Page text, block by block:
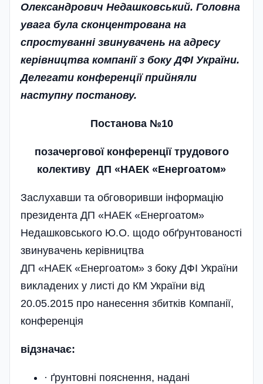
Олександрович Недашковський. Головна
увага була сконцентрована на
спростуванні звинувачень на адресу
керівництва компанії з боку ДФІ України.
Делегати конференції прийняли
наступну постанову.
Постанова №10
позачергової конференції трудового
колективу ДП «НАЕК «Енергоатом»
Заслухавши та обговоривши інформацію
президента ДП «НАЕК «Енерго­атом»
Недашковського Ю.О. щодо обґрунтованості
звинувачень керівництва
ДП «НАЕК «Енергоатом» з боку ДФІ України
викладених у листі до КМ України від
20.05.2015 про нанесення збитків Компанії,
конференція
відзначає:
· ґрунтовні пояснення, надані